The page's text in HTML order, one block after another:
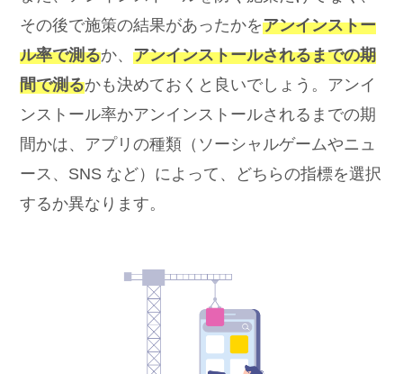
その後で施策の結果があったかをアンインストー
ル率で測るか、アンインストールされるまでの期
間で測るかも決めておくと良いでしょう。アンイ
ンストール率かアンインストールされるまでの期
間かは、アプリの種類（ソーシャルゲームやニュ
ース、SNS など）によって、どちらの指標を選択
するか異なります。